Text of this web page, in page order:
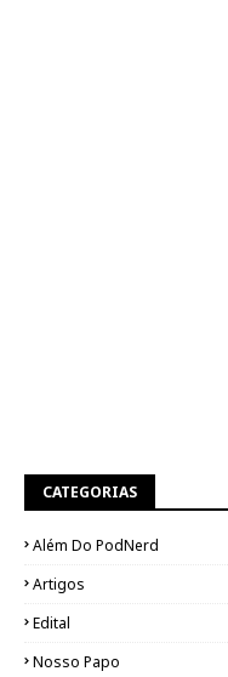
CATEGORIAS
Além Do PodNerd
Artigos
Edital
Nosso Papo